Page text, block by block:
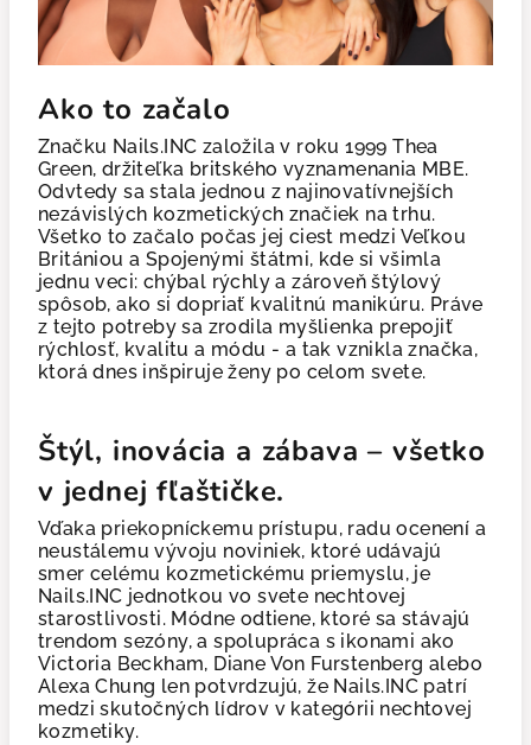
Ako to začalo
Značku Nails.INC založila v roku 1999 Thea
Green, držiteľka britského vyznamenania MBE.
Odvtedy sa stala jednou z najinovatívnejších
nezávislých kozmetických značiek na trhu.
Všetko to začalo počas jej ciest medzi Veľkou
Britániou a Spojenými štátmi, kde si všimla
jednu veci: chýbal rýchly a zároveň štýlový
spôsob, ako si dopriať kvalitnú manikúru. Práve
z tejto potreby sa zrodila myšlienka prepojiť
rýchlosť, kvalitu a módu - a tak vznikla značka,
ktorá dnes inšpiruje ženy po celom svete.
Štýl, inovácia a zábava – všetko
v jednej fľaštičke.
Vďaka priekopníckemu prístupu, radu ocenení a
neustálemu vývoju noviniek, ktoré udávajú
smer celému kozmetickému priemyslu, je
Nails.INC jednotkou vo svete nechtovej
starostlivosti. Módne odtiene, ktoré sa stávajú
trendom sezóny, a spolupráca s ikonami ako
Victoria Beckham, Diane Von Furstenberg alebo
Alexa Chung len potvrdzujú, že Nails.INC patrí
medzi skutočných lídrov v kategórii nechtovej
kozmetiky.